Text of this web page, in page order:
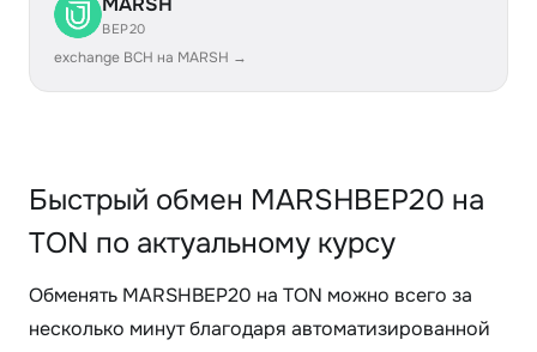
BEP20
exchange BCH на MARSH →
Быстрый обмен MARSHBEP20 на
TON по актуальному курсу
Обменять MARSHBEP20 на TON можно всего за
несколько минут благодаря автоматизированной